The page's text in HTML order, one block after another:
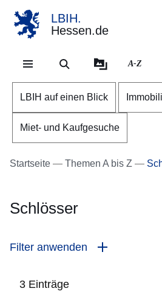
LBIH.
Hessen.de
A-Z
LBIH auf einen Blick
Miet- und Kaufgesuche
Startseite Themen A bis Z
Schlösser
Filter anwenden
3 Einträge